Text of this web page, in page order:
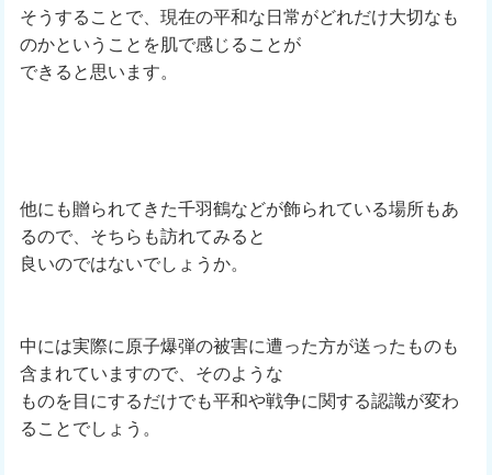
そうすることで、現在の平和な日常がどれだけ大切なも
のかということを肌で感じることが
できると思います。
他にも贈られてきた千羽鶴などが飾られている場所もあ
るので、そちらも訪れてみると
良いのではないでしょうか。
中には実際に原子爆弾の被害に遭った方が送ったものも
含まれていますので、そのような
ものを目にするだけでも平和や戦争に関する認識が変わ
ることでしょう。